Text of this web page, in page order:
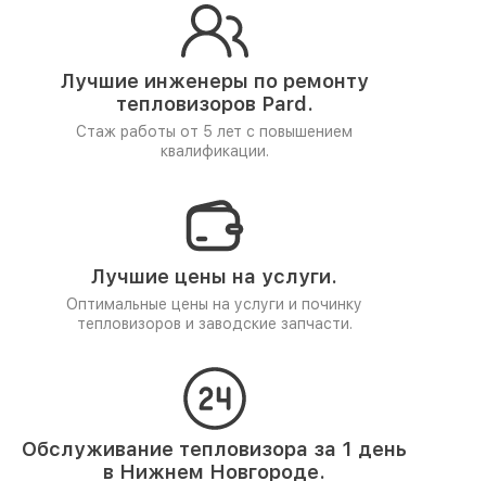
Лучшие инженеры по ремонту
тепловизоров Pard.
Стаж работы от 5 лет с повышением
квалификации.
Лучшие цены на услуги.
Оптимальные цены на услуги и починку
тепловизоров и заводские запчасти.
Обслуживание тепловизора за 1 день
в Нижнем Новгороде.